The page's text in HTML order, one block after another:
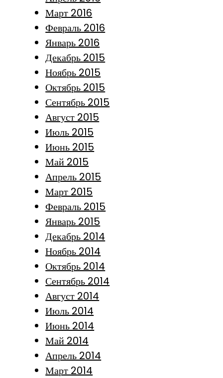
Март 2016
Февраль 2016
Январь 2016
Декабрь 2015
Ноябрь 2015
Октябрь 2015
Сентябрь 2015
Август 2015
Июль 2015
Июнь 2015
Май 2015
Апрель 2015
Март 2015
Февраль 2015
Январь 2015
Декабрь 2014
Ноябрь 2014
Октябрь 2014
Сентябрь 2014
Август 2014
Июль 2014
Июнь 2014
Май 2014
Апрель 2014
Март 2014